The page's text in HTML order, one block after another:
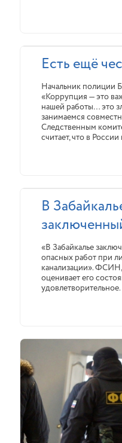
Есть ещё
Начальник полиции
«Коррупция — это
нашей работы… это
занимаемся
Следственным
считает, что в
В
«В Забайкалье
опасных работ при
канализации».
оценивает его
удовлетворительное.